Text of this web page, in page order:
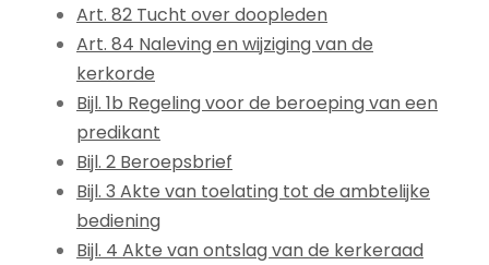
Art. 82 Tucht over doopleden
Art. 84 Naleving en wijziging van de
kerkorde
Bijl. 1b Regeling voor de beroeping van een
predikant
Bijl. 2 Beroepsbrief
Bijl. 3 Akte van toelating tot de ambtelijke
bediening
Bijl. 4 Akte van ontslag van de kerkeraad